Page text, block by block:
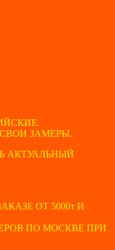
ЗАМЕРЫ.
АКТУАЛЬНЫЙ
ОТ 5000т И
ПО МОСКВЕ ПРИ